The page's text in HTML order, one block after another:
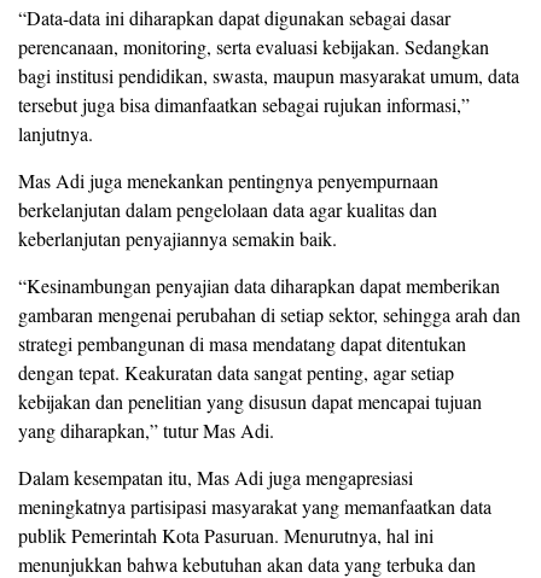
“Data-data ini diharapkan dapat digunakan sebagai dasar
perencanaan, monitoring, serta evaluasi kebijakan. Sedangkan
bagi institusi pendidikan, swasta, maupun masyarakat umum, data
tersebut juga bisa dimanfaatkan sebagai rujukan informasi,”
lanjutnya.
Mas Adi juga menekankan pentingnya penyempurnaan
berkelanjutan dalam pengelolaan data agar kualitas dan
keberlanjutan penyajiannya semakin baik.
“Kesinambungan penyajian data diharapkan dapat memberikan
gambaran mengenai perubahan di setiap sektor, sehingga arah dan
strategi pembangunan di masa mendatang dapat ditentukan
dengan tepat. Keakuratan data sangat penting, agar setiap
kebijakan dan penelitian yang disusun dapat mencapai tujuan
yang diharapkan,” tutur Mas Adi.
Dalam kesempatan itu, Mas Adi juga mengapresiasi
meningkatnya partisipasi masyarakat yang memanfaatkan data
publik Pemerintah Kota Pasuruan. Menurutnya, hal ini
menunjukkan bahwa kebutuhan akan data yang terbuka dan